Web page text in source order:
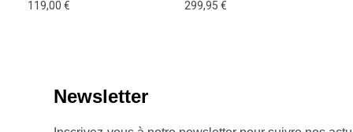
119,00 € 299,95 €